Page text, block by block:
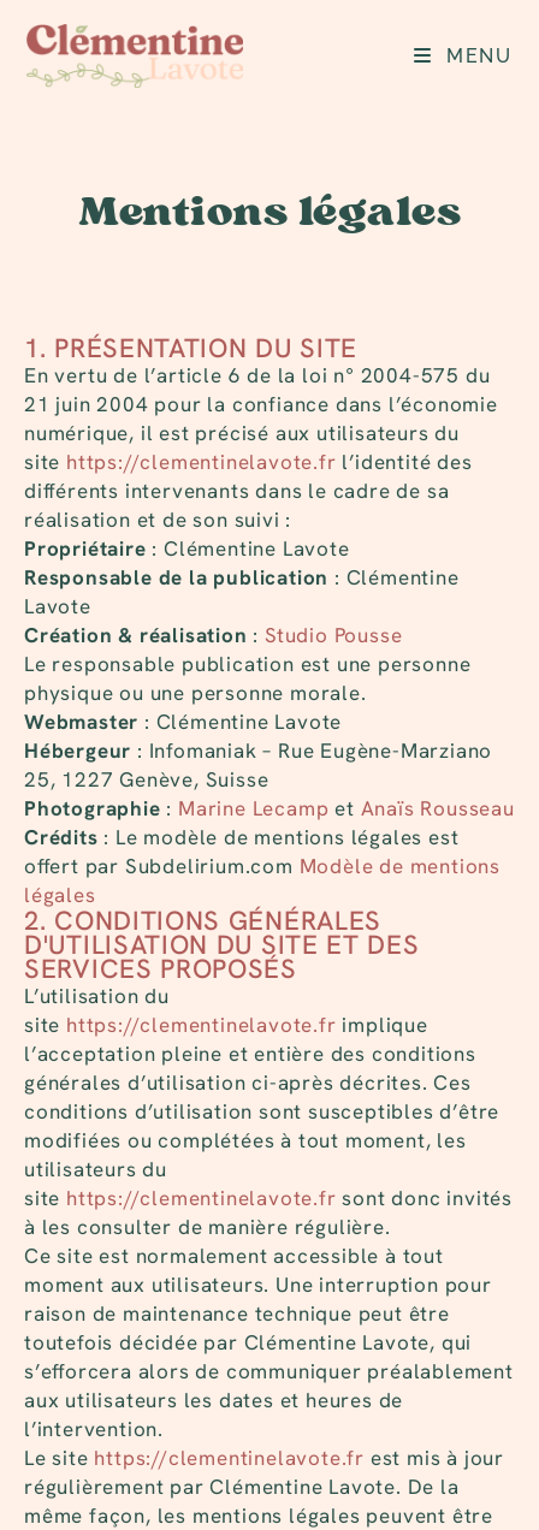
MENU
Mentions légales
1. PRÉSENTATION DU SITE
En vertu de l’article 6 de la loi n° 2004-575 du
21 juin 2004 pour la confiance dans l’économie
numérique, il est précisé aux utilisateurs du
site https://clementinelavote.fr l’identité des
différents intervenants dans le cadre de sa
réalisation et de son suivi :
Propriétaire : Clémentine Lavote
Responsable de la publication : Clémentine
Lavote
Création & réalisation : Studio Pousse
Le responsable publication est une personne
physique ou une personne morale.
Webmaster : Clémentine Lavote
Hébergeur : Infomaniak – Rue Eugène-Marziano
25, 1227 Genève, Suisse
Photographie : Marine Lecamp et Anaïs Rousseau
Crédits : Le modèle de mentions légales est
offert par Subdelirium.com Modèle de mentions
légales
2. CONDITIONS GÉNÉRALES
D'UTILISATION DU SITE ET DES
SERVICES PROPOSÉS
L’utilisation du
site https://clementinelavote.fr implique
l’acceptation pleine et entière des conditions
générales d’utilisation ci-après décrites. Ces
conditions d’utilisation sont susceptibles d’être
modifiées ou complétées à tout moment, les
utilisateurs du
site https://clementinelavote.fr sont donc invités
à les consulter de manière régulière.
Ce site est normalement accessible à tout
moment aux utilisateurs. Une interruption pour
raison de maintenance technique peut être
toutefois décidée par Clémentine Lavote, qui
s’efforcera alors de communiquer préalablement
aux utilisateurs les dates et heures de
l’intervention.
Le site https://clementinelavote.fr est mis à jour
régulièrement par Clémentine Lavote. De la
même façon, les mentions légales peuvent être